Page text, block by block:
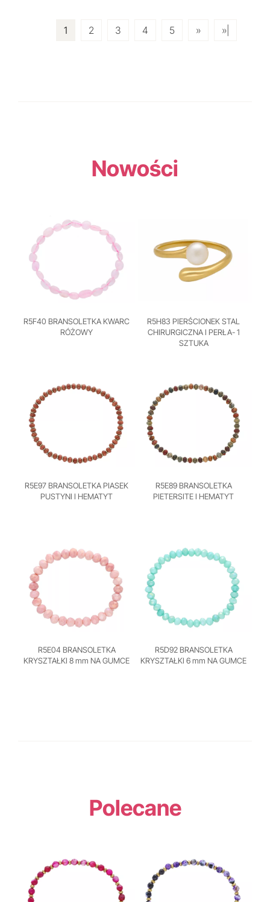
1 2 3 4 5 » »|
Nowości
R5F40 BRANSOLETKA KWARC
RÓŻOWY
R5H83 PIERŚCIONEK STAL
CHIRURGICZNA I PERŁA- 1
SZTUKA
R5E97 BRANSOLETKA PIASEK
PUSTYNI I HEMATYT
R5E89 BRANSOLETKA
PIETERSITE I HEMATYT
R5E04 BRANSOLETKA
KRYSZTAŁKI 8 mm NA GUMCE
R5D92 BRANSOLETKA
KRYSZTAŁKI 6 mm NA GUMCE
Polecane